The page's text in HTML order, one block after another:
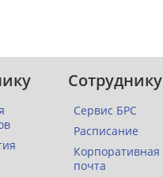
Сотруднику
Сервис БРС
Расписание
Корпоративная
почта